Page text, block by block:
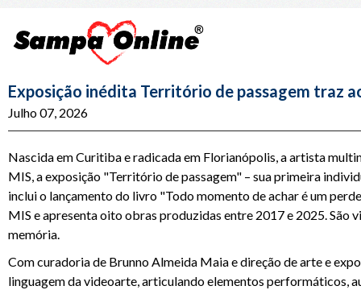
Exposição inédita Território de passagem traz
Julho 07, 2026
Nascida em Curitiba e radicada em Florianópolis, a artista
MIS, a exposição "Território de passagem" – sua primeira
inclui o lançamento do livro "Todo momento de achar é um
MIS e apresenta oito obras produzidas entre 2017 e 2025.
memória.
Com curadoria de Brunno Almeida Maia e direção de arte e
linguagem da videoarte, articulando elementos performáticos,